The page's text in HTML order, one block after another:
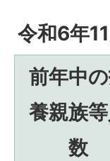
令和6年
前年中
養親族
数